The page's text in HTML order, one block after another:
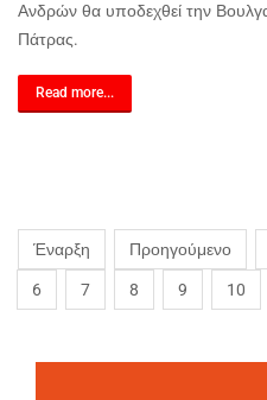
Ανδρών θα υποδεχθεί την
Πάτρας.
Read more...
Έναρξη Προηγούμενο
6 7 8 9 10